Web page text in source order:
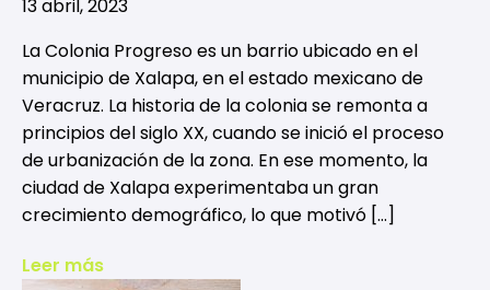
13 abril, 2023
La Colonia Progreso es un barrio ubicado en el
municipio de Xalapa, en el estado mexicano de
Veracruz. La historia de la colonia se remonta a
principios del siglo XX, cuando se inició el proceso
de urbanización de la zona. En ese momento, la
ciudad de Xalapa experimentaba un gran
crecimiento demográfico, lo que motivó […]
Leer más